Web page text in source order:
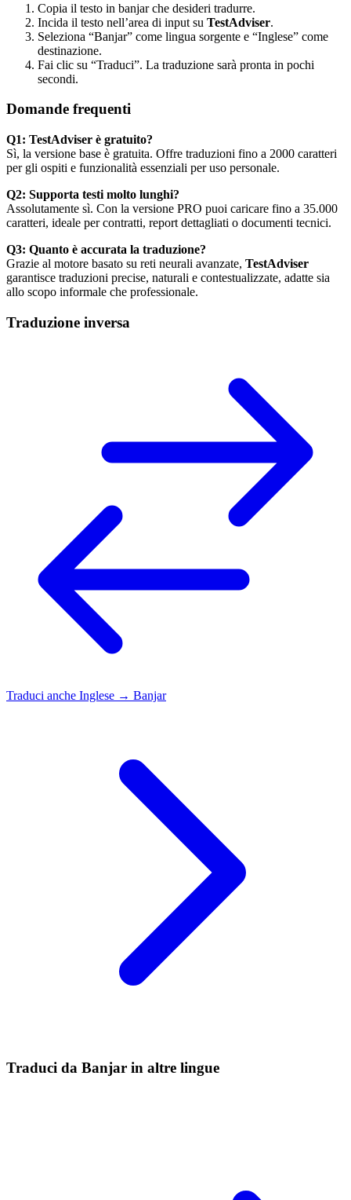
Copia il testo in banjar che desideri tradurre.
Incida il testo nell’area di input su TestAdviser.
Seleziona “Banjar” come lingua sorgente e “Inglese” come
destinazione.
Fai clic su “Traduci”. La traduzione sarà pronta in pochi
secondi.
Domande frequenti
Q1: TestAdviser è gratuito?
Sì, la versione base è gratuita. Offre traduzioni fino a 2000 caratteri
per gli ospiti e funzionalità essenziali per uso personale.
Q2: Supporta testi molto lunghi?
Assolutamente sì. Con la versione PRO puoi caricare fino a 35.000
caratteri, ideale per contratti, report dettagliati o documenti tecnici.
Q3: Quanto è accurata la traduzione?
Grazie al motore basato su reti neurali avanzate, TestAdviser
garantisce traduzioni precise, naturali e contestualizzate, adatte sia
allo scopo informale che professionale.
Traduzione inversa
Traduci anche Inglese → Banjar
Traduci da Banjar in altre lingue